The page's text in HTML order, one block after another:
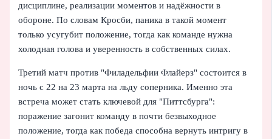
дисциплине, реализации моментов и надёжности в
обороне. По словам Кросби, паника в такой момент
только усугубит положение, тогда как команде нужна
холодная голова и уверенность в собственных силах.
Третий матч против "Филадельфии Флайерз" состоится в
ночь с 22 на 23 марта на льду соперника. Именно эта
встреча может стать ключевой для "Питтсбурга":
поражение загонит команду в почти безвыходное
положение, тогда как победа способна вернуть интригу в